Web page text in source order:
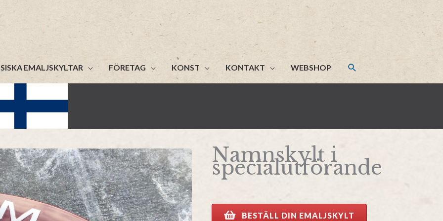
EMALJSKYLTAR FÖRETAG KONST KONTAKT WEBSHOP
Namnskylt i
specialutförande
BESTÄLL DIN EMALJSKYLT